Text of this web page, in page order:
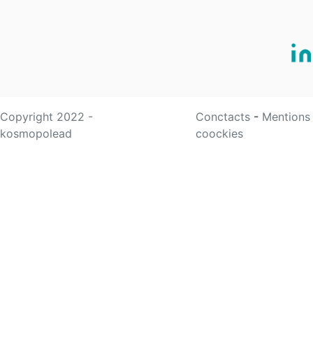
Copyright 2022 -
kosmopolead
Conctacts -
coockies